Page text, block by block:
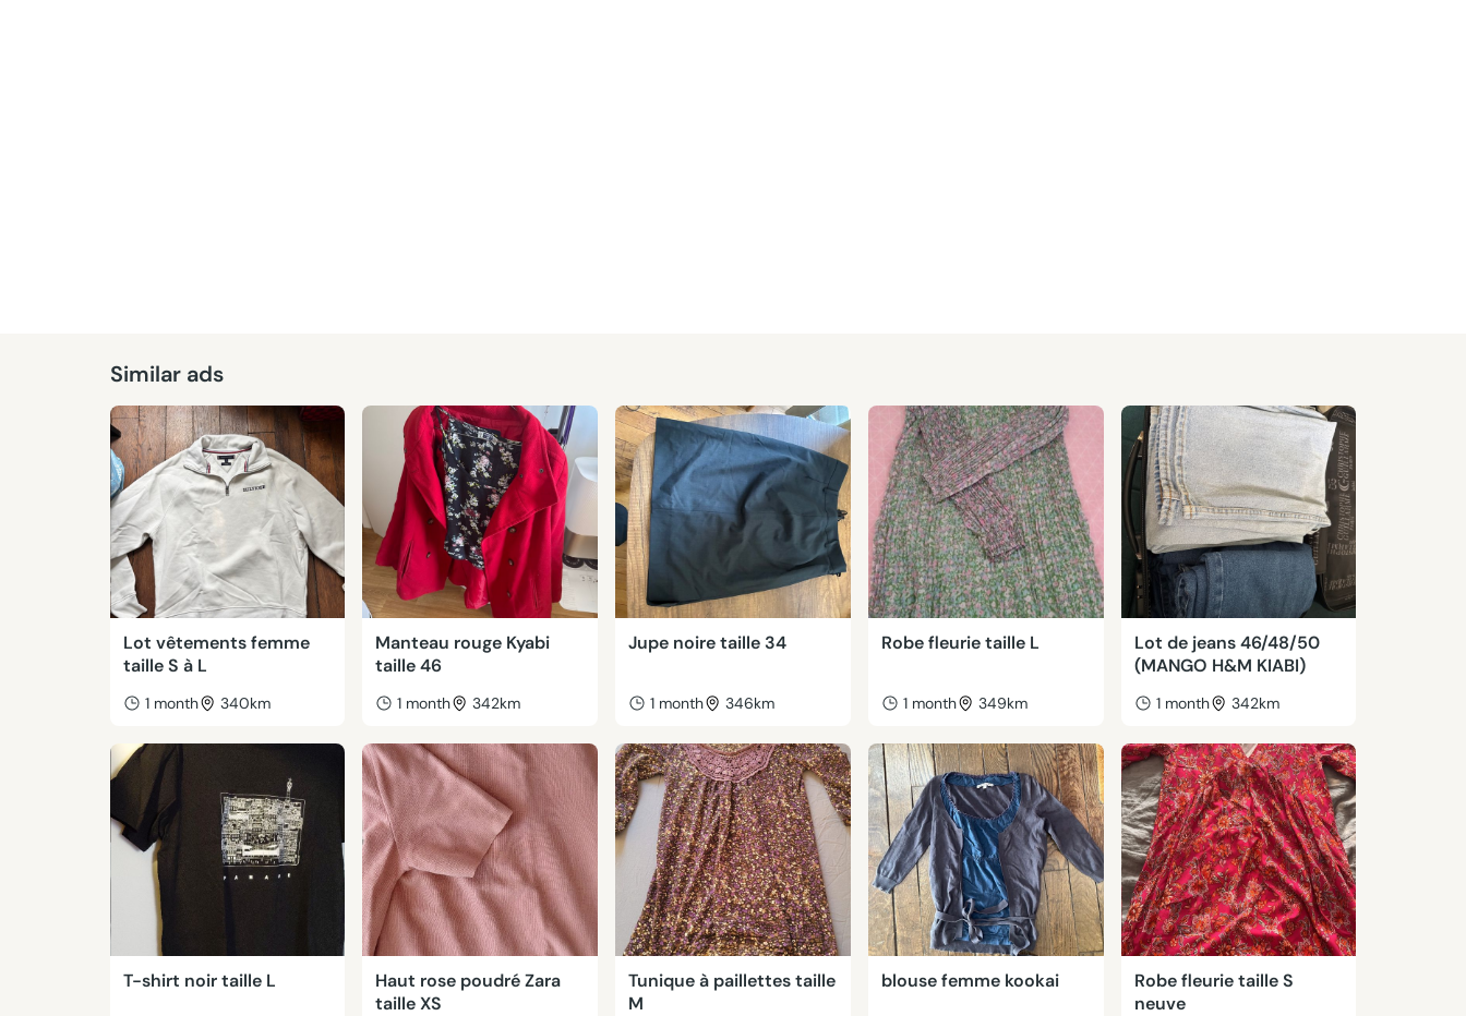
Similar ads
Lot vêtements femme
taille S à L
1 month 340km
Manteau rouge Kyabi
taille 46
1 month 342km
Jupe noire taille 34
1 month 346km
Robe fleurie taille L
1 month 349km
Lot de jeans 46/48/50
(MANGO H&M KIABI)
1 month 342km
T-shirt noir taille L
Haut rose poudré Zara
taille XS
Tunique à paillettes taille
M
blouse femme kookai
Robe fleurie taille S
neuve